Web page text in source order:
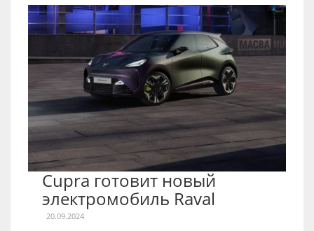
Cupra готовит новый
электромобиль Raval
20.09.2024